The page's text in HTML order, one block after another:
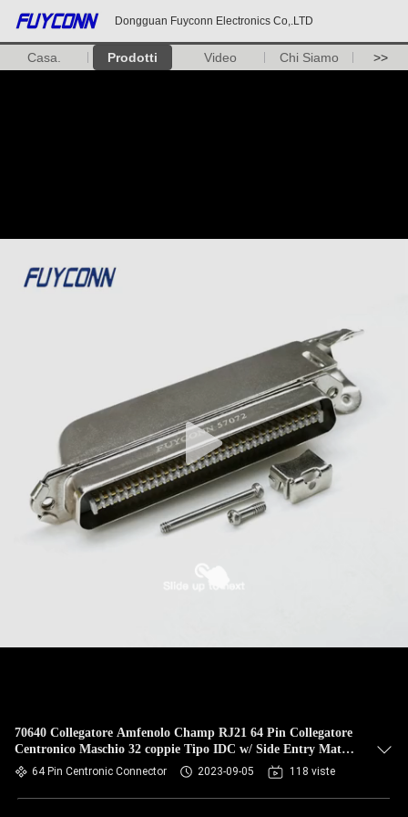
Dongguan Fuyconn Electronics Co,.LTD
Casa. Prodotti Video Chi Siamo >>
70640 Collegatore Amfenolo Champ RJ21 64 Pin Collegatore
Centronico Maschio 32 coppie Tipo IDC w/ Side Entry Matel
Cover64 Pin Centronic Connector 2023-09-05 118 viste